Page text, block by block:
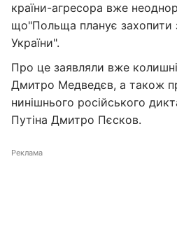
країни-агресора вже
що"Польща планує захопити
України".
Про це заявляли вже
Дмитро Медведєв, а також
нинішнього російського
Путіна Дмитро Пєсков.
Реклама